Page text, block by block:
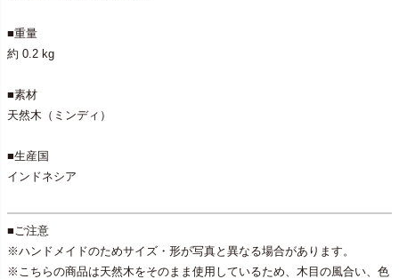
■重量
約 0.2 kg
■素材
天然木（ミンディ）
■生産国
インドネシア
■ご注意
※ハンドメイドのためサイズ・形が写真と異なる場合があります。
※こちらの商品は天然木をそのまま使用しているため、木目の風合い、色